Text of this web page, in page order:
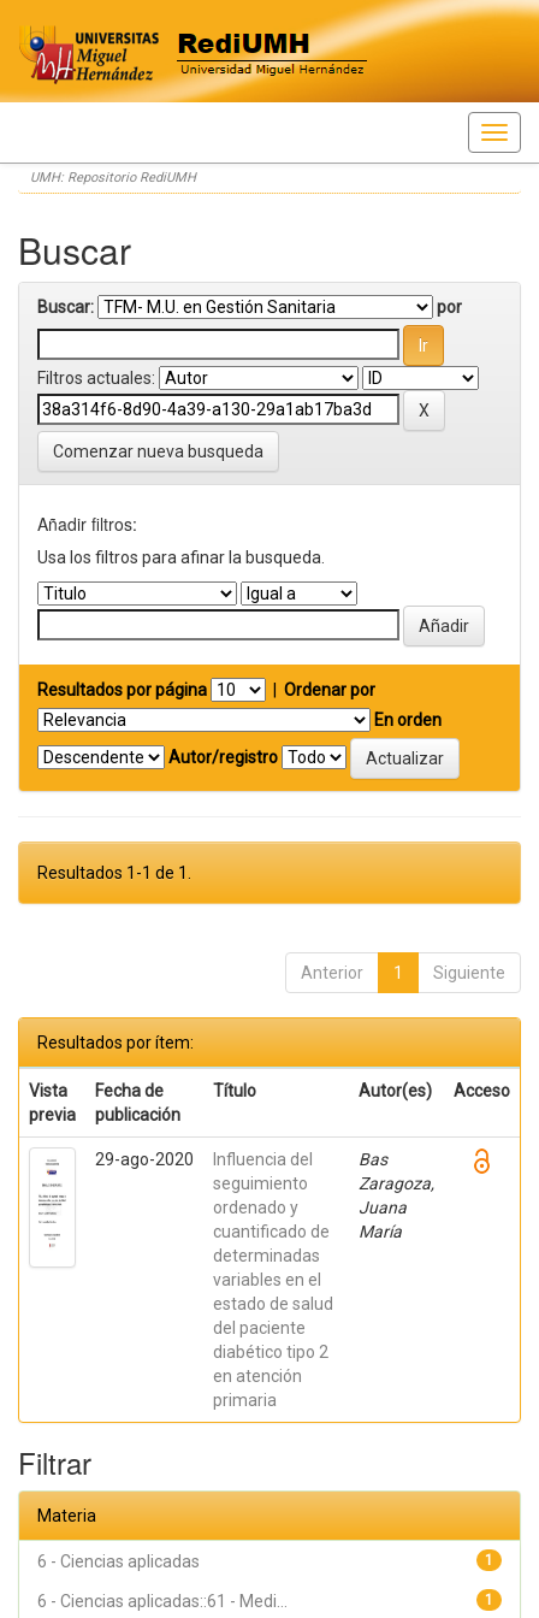
Skip
navigation
UMH: Repositorio RediUMH
Buscar
Buscar: por
Filtros actuales:
Comenzar nueva busqueda
Añadir filtros:
Usa los filtros para afinar la busqueda.
Resultados por página
Ordenar por
En orden
Autor/registro
Resultados 1-1 de 1.
Anterior 1 Siguiente
Resultados por ítem:
Vista
previa
Fecha de
publicación
Título Autor(es) Acceso
29-ago-2020
Influencia del
seguimiento
ordenado y
cuantificado de
determinadas
variables en el
estado de salud
del paciente
diabético tipo 2
en atención
primaria
Bas
Zaragoza,
Juana
María
Filtrar
Materia
1
6 - Ciencias aplicadas
1
6 - Ciencias aplicadas::61 - Medi...